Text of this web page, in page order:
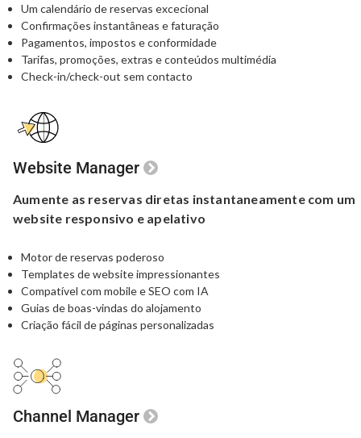
Um calendário de reservas excecional
Confirmações instantâneas e faturação
Pagamentos, impostos e conformidade
Tarifas, promoções, extras e conteúdos multimédia
Check-in/check-out sem contacto
Website Manager
Aumente as reservas diretas instantaneamente com um
website responsivo e apelativo
Motor de reservas poderoso
Templates de website impressionantes
Compatível com mobile e SEO com IA
Guias de boas-vindas do alojamento
Criação fácil de páginas personalizadas
Channel Manager